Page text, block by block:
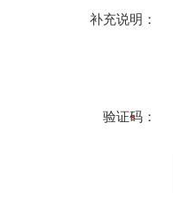
补充说明：
验证码：